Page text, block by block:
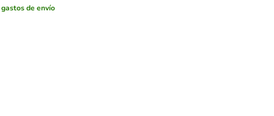
gastos de envío